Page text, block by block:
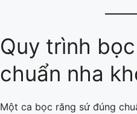
Quy trình
chuẩn nha
Một ca bọc răng sứ đúng